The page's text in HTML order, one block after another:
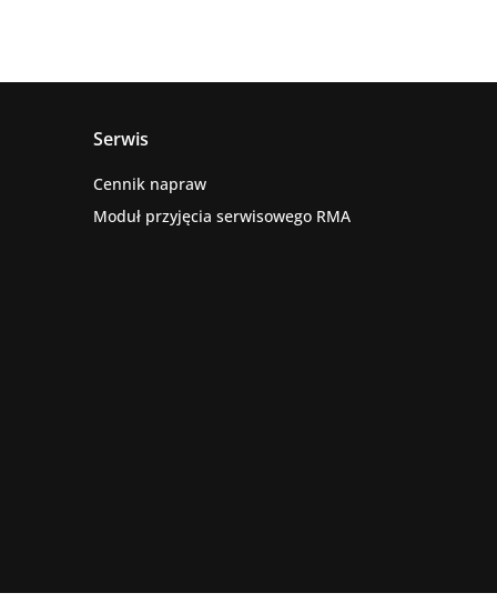
Serwis
Cennik napraw
Moduł przyjęcia serwisowego RMA